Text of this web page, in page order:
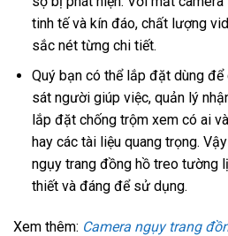
tinh tế và kín đáo, chất lượng
sắc nét từng chi tiết.
Quý bạn có thể lắp đặt dùng
sát người giúp việc, quản lý
lắp đặt chống trộm xem có ai
hay các tài liệu quang trọng.
ngụy trang đồng hồ treo tường
thiết và đáng để sử dụng.
Xem thêm: Camera ngụy trang